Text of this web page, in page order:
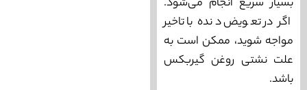
اگر در تعویض دنده با تاخیر
مواجه شوید، ممکن است به
علت نشتی روغن گیربکس
باشد.